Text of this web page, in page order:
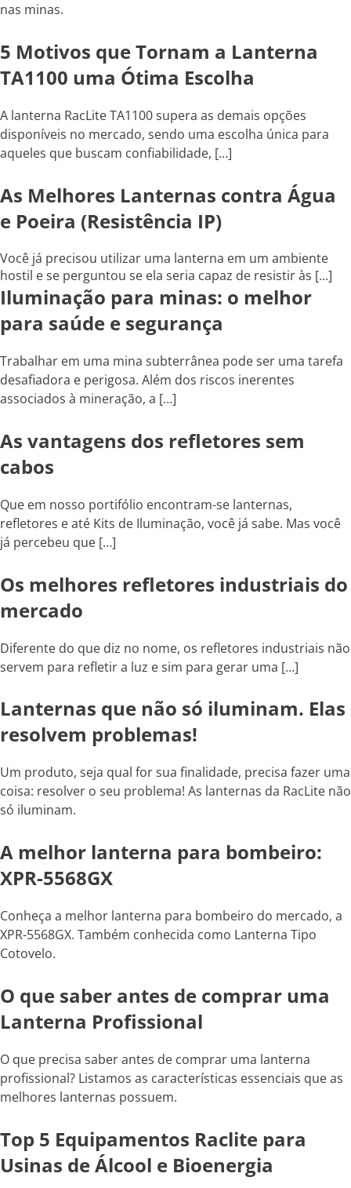
nas minas.
5 Motivos que Tornam a Lanterna
TA1100 uma Ótima Escolha
A lanterna RacLite TA1100 supera as demais opções
disponíveis no mercado, sendo uma escolha única para
aqueles que buscam confiabilidade, […]
As Melhores Lanternas contra Água
e Poeira (Resistência IP)
Você já precisou utilizar uma lanterna em um ambiente
hostil e se perguntou se ela seria capaz de resistir às [...]
Iluminação para minas: o melhor
para saúde e segurança
Trabalhar em uma mina subterrânea pode ser uma tarefa
desafiadora e perigosa. Além dos riscos inerentes
associados à mineração, a […]
As vantagens dos refletores sem
cabos
Que em nosso portifólio encontram-se lanternas,
refletores e até Kits de Iluminação, você já sabe. Mas você
já percebeu que […]
Os melhores refletores industriais do
mercado
Diferente do que diz no nome, os refletores industriais não
servem para refletir a luz e sim para gerar uma […]
Lanternas que não só iluminam. Elas
resolvem problemas!
Um produto, seja qual for sua finalidade, precisa fazer uma
coisa: resolver o seu problema! As lanternas da RacLite não
só iluminam.
A melhor lanterna para bombeiro:
XPR-5568GX
Conheça a melhor lanterna para bombeiro do mercado, a
XPR-5568GX. Também conhecida como Lanterna Tipo
Cotovelo.
O que saber antes de comprar uma
Lanterna Profissional
O que precisa saber antes de comprar uma lanterna
profissional? Listamos as características essenciais que as
melhores lanternas possuem.
Top 5 Equipamentos Raclite para
Usinas de Álcool e Bioenergia